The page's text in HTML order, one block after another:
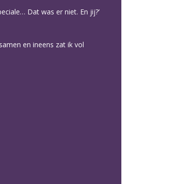
Dat was er niet. En jij?’
en ineens zat ik vol